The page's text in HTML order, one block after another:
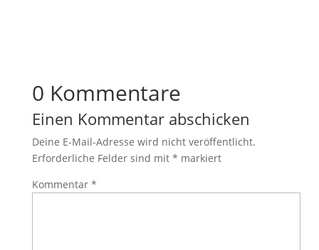
0 Kommentare
Einen Kommentar abschicken
Deine E-Mail-Adresse wird nicht veröffentlicht.
Erforderliche Felder sind mit * markiert
Kommentar *